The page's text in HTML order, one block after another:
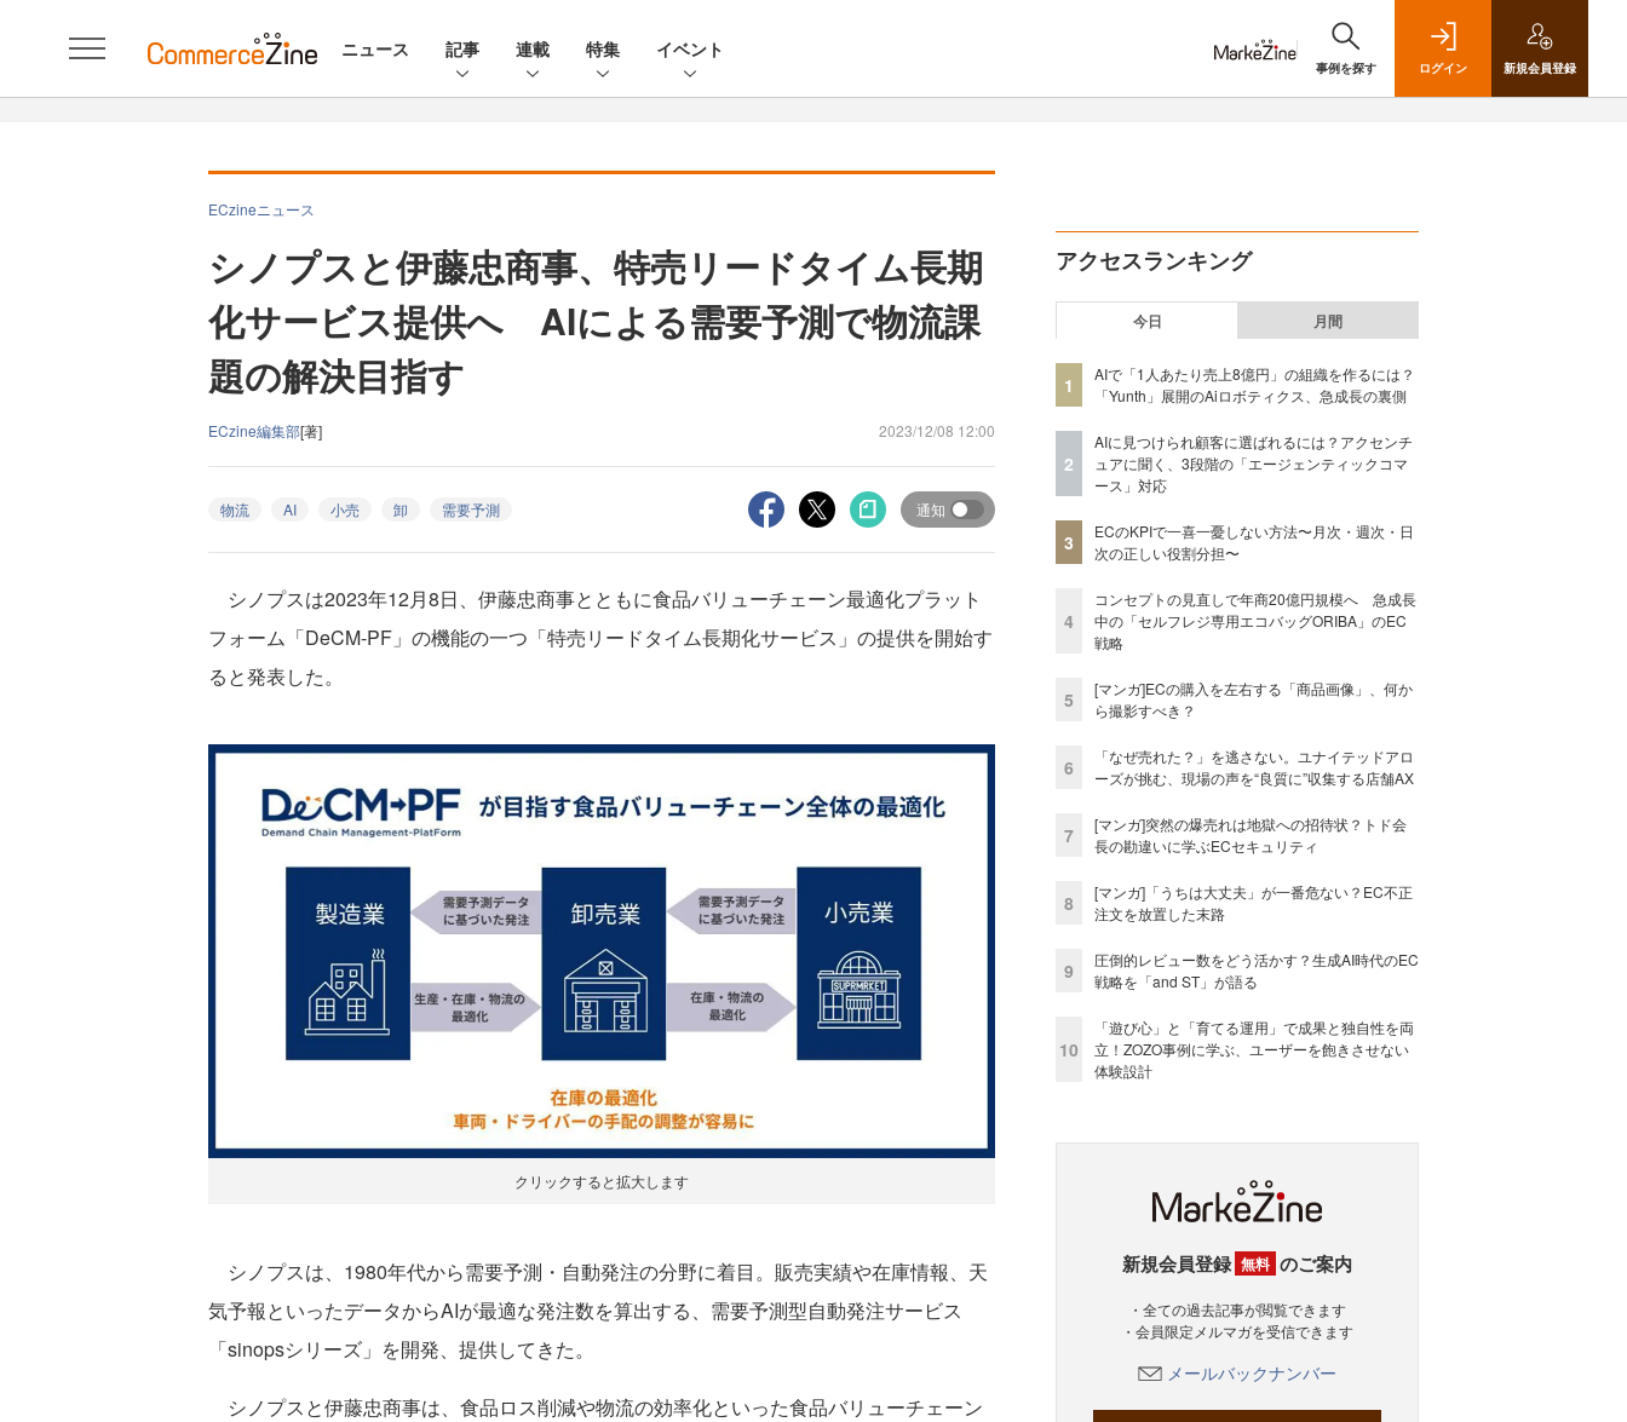
ニュース 記事 連載 特集 イベント
事例を探す ログイン 新規会員登録
ECzineニュース
シノプスと伊藤忠商事、特売リードタイム長期
化サービス提供へ AIによる需要予測で物流課
題の解決目指す
ECzine編集部[著] 2023/12/08 12:00
物流 AI 小売 卸 需要予測 通知
シノプスは2023年12月8日、伊藤忠商事とともに食品バリューチェーン最適化プラット
フォーム「DeCM-PF」の機能の一つ「特売リードタイム長期化サービス」の提供を開始す
ると発表した。
クリックすると拡大します
シノプスは、1980年代から需要予測・自動発注の分野に着目。販売実績や在庫情報、天
気予報といったデータからAIが最適な発注数を算出する、需要予測型自動発注サービス
「sinopsシリーズ」を開発、提供してきた。
シノプスと伊藤忠商事は、食品ロス削減や物流の効率化といった食品バリューチェーン
アクセスランキング
今日 月間
1
AIで「1人あたり売上8億円」の組織を作るには？
「Yunth」展開のAiロボティクス、急成長の裏側
2
AIに見つけられ顧客に選ばれるには？アクセンチ
ュアに聞く、3段階の「エージェンティックコマ
ース」対応
3
ECのKPIで一喜一憂しない方法〜月次・週次・日
次の正しい役割分担〜
4
コンセプトの見直しで年商20億円規模へ 急成長
中の「セルフレジ専用エコバッグORIBA」のEC
戦略
5
[マンガ]ECの購入を左右する「商品画像」、何か
ら撮影すべき？
6
「なぜ売れた？」を逃さない。ユナイテッドアロ
ーズが挑む、現場の声を“良質に”収集する店舗AX
7
[マンガ]突然の爆売れは地獄への招待状？トド会
長の勘違いに学ぶECセキュリティ
8
[マンガ]「うちは大丈夫」が一番危ない？EC不正
注文を放置した末路
9
圧倒的レビュー数をどう活かす？生成AI時代のEC
戦略を「and ST」が語る
10
「遊び心」と「育てる運用」で成果と独自性を両
立！ZOZO事例に学ぶ、ユーザーを飽きさせない
体験設計
新規会員登録 無料 のご案内
・全ての過去記事が閲覧できます
・会員限定メルマガを受信できます
メールバックナンバー